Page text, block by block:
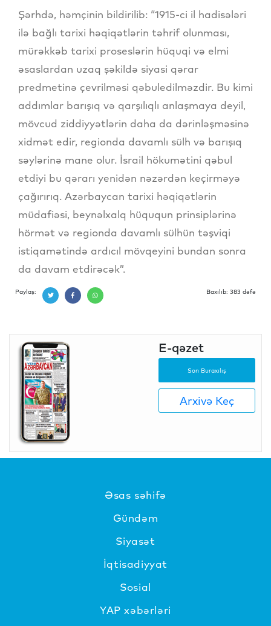
Şərhdə, həmçinin bildirilib: “1915-ci il hadisələri
ilə bağlı tarixi həqiqətlərin təhrif olunması,
mürəkkəb tarixi proseslərin hüquqi və elmi
əsaslardan uzaq şəkildə siyasi qərar
predmetinə çevrilməsi qəbuledilməzdir. Bu kimi
addımlar barışıq və qarşılıqlı anlaşmaya deyil,
mövcud ziddiyyətlərin daha da dərinləşməsinə
xidmət edir, regionda davamlı sülh və barışıq
səylərinə mane olur. İsrail hökumətini qəbul
etdiyi bu qərarı yenidən nəzərdən keçirməyə
çağırırıq. Azərbaycan tarixi həqiqətlərin
müdafiəsi, beynəlxalq hüququn prinsiplərinə
hörmət və regionda davamlı sülhün təşviqi
istiqamətində ardıcıl mövqeyini bundan sonra
da davam etdirəcək”.
Paylaş: Baxılıb: 383 dəfə
E-qəzet
Son Buraxılış
Arxivə Keç
Əsas səhifə
Gündəm
Siyasət
İqtisadiyyat
Sosial
YAP xəbərləri